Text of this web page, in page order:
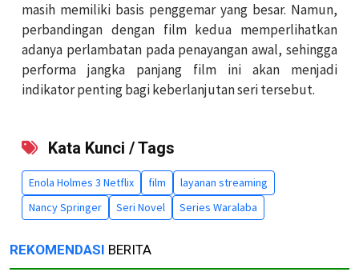
masih memiliki basis penggemar yang besar. Namun,
perbandingan dengan film kedua memperlihatkan
adanya perlambatan pada penayangan awal, sehingga
performa jangka panjang film ini akan menjadi
indikator penting bagi keberlanjutan seri tersebut.
Kata Kunci / Tags
Enola Holmes 3 Netflix film
layanan streaming
Nancy Springer
Seri Novel Series Waralaba
REKOMENDASI BERITA